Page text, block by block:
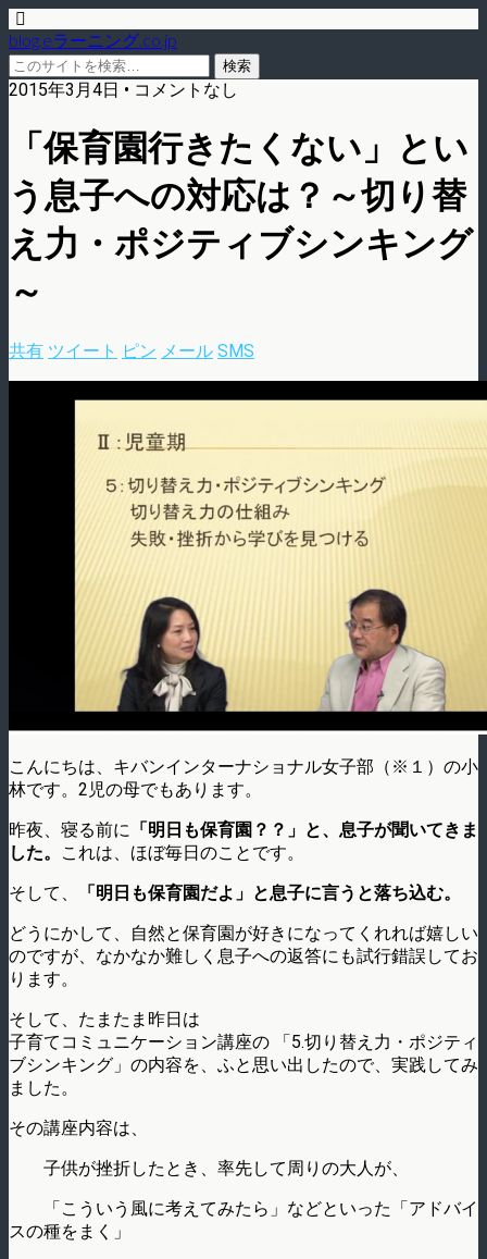
blog.eラーニング.co.jp
2015年3月4日 • コメントなし
「保育園行きたくない」とい
う息子への対応は？～切り替
え力・ポジティブシンキング
～
共有 ツイート ピン メール SMS
こんにちは、キバンインターナショナル女子部（※１）の小
林です。2児の母でもあります。
昨夜、寝る前に 「明日も保育園？？」と、息子が聞いてきま
した。
これは、ほぼ毎日のことです。
そして、
「明日も保育園だよ」と息子に言うと落ち込む。
どうにかして、自然と保育園が好きになってくれれば嬉しい
のですが、なかなか難しく息子への返答にも試行錯誤してお
ります。
そして、たまたま昨日は
子育てコミュニケーション講座の 「5.切り替え力・ポジティ
ブシンキング」の内容を、ふと思い出したので、実践してみ
ました。
その講座内容は、
子供が挫折したとき、率先して周りの大人が、
「こういう風に考えてみたら」などといった「アドバイ
スの種をまく」